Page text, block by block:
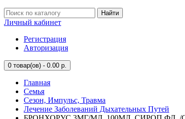
Найти
Личный кабинет
Регистрация
Авторизация
0 товар(ов) - 0.00 р.
Главная
Семья
Сезон, Импульс, Травма
Лечение Заболеваний Дыхательных Путей